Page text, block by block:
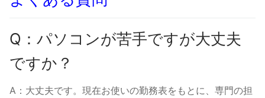
Q：パソコンが苦手ですが大丈夫
ですか？
A：大丈夫です。現在お使いの勤務表をもとに、専門の担